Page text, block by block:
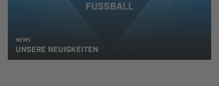
NEWS
UNSERE NEUIGKEITEN